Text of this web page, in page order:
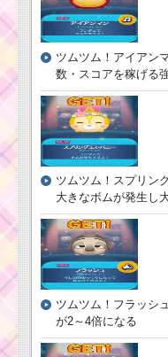
ツムツム！アイアン
数・スコアを稼げる
ツムツム！スプリン
大きなボムが発生し
ツムツム！フラッシ
が2～4倍になる